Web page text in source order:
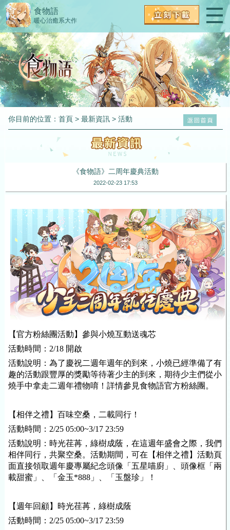
食物語
暖心治癒系大作
你目前的位置：首頁 >最新資訊 >活動
《食物語》二周年慶典活動
2022-02-23 17:53
【官方粉絲團活動】參與小燒互動送魂芯
活動時間：2/18 開啟
活動說明：為了慶祝二週年週年的到來，小燒已經準備了有
趣的活動跟豐厚的獎勵等待著少主的到來，期待少主們從小
燒手中拿走二週年禮物唷！詳情參見食物語官方粉絲團。
【相伴之禮】百味空桑，二載同行！
活動時間：2/25 05:00~3/17 23:59
活動說明：時光荏苒，綠樹成蔭，在這週年盛會之際，我們
相伴同行，共聚空桑。活動期間，可在【相伴之禮】活動頁
面直接領取週年慶專屬紀念頭像「五星喵廚」、頭像框「兩
載甜蜜」、「金玉*888」、「玉盤珍」！
【週年回顧】時光荏苒，綠樹成蔭
活動時間：2/25 05:00~3/17 23:59